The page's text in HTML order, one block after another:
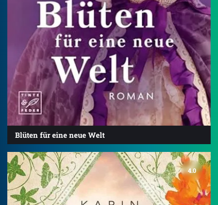
Blüten für eine neue Welt
4.0